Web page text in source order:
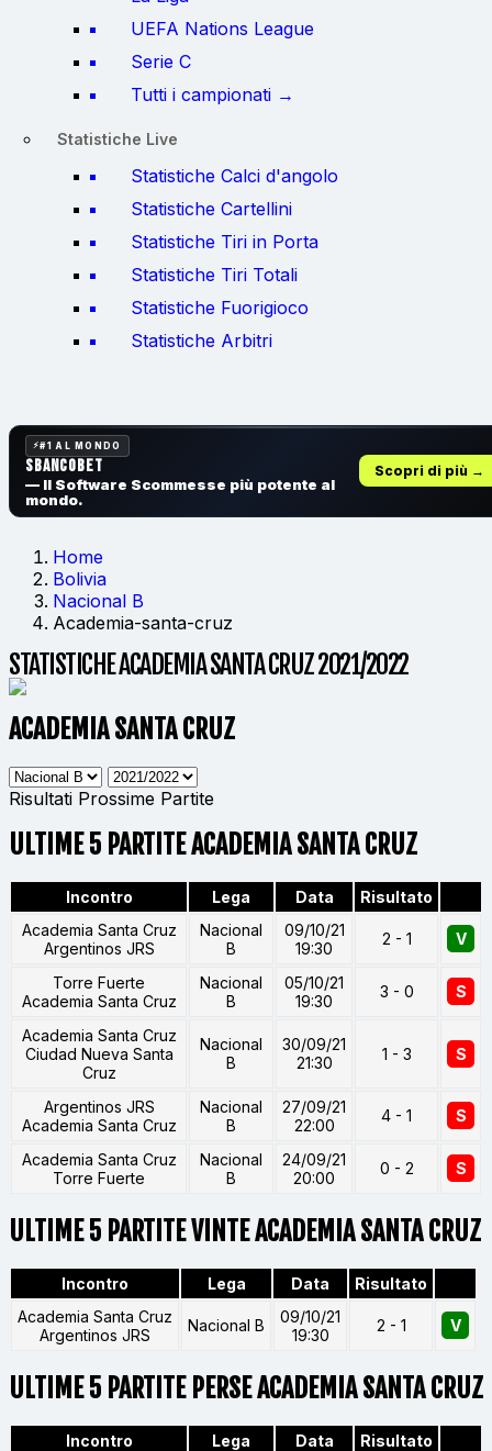
UEFA Nations League
Serie C
Tutti i campionati →
Statistiche Live
Statistiche Calci d'angolo
Statistiche Cartellini
Statistiche Tiri in Porta
Statistiche Tiri Totali
Statistiche Fuorigioco
Statistiche Arbitri
#1 AL MONDO
SbancoBet
— Il Software Scommesse più potente al
mondo.
Scopri di più →
Home
Bolivia
Nacional B
Academia-santa-cruz
STATISTICHE ACADEMIA SANTA CRUZ 2021/2022
ACADEMIA SANTA CRUZ
Risultati Prossime Partite
ULTIME 5 PARTITE ACADEMIA SANTA CRUZ
Incontro Lega Data
Risultato
Academia Santa Cruz
Argentinos JRS
Nacional
B
09/10/21
19:30
2 - 1 V
Torre Fuerte
Academia Santa Cruz
Nacional
B
05/10/21
19:30
3 - 0 S
Academia Santa Cruz
Ciudad Nueva Santa
Cruz
Nacional
B
30/09/21
21:30
1 - 3 S
Argentinos JRS
Academia Santa Cruz
Nacional
B
27/09/21
22:00
4 - 1 S
Academia Santa Cruz
Torre Fuerte
Nacional
B
24/09/21
20:00
0 - 2 S
ULTIME 5 PARTITE VINTE ACADEMIA SANTA CRUZ
Incontro Lega Data
Risultato
Academia Santa Cruz
Argentinos JRS
Nacional B
09/10/21
19:30
2 - 1 V
ULTIME 5 PARTITE PERSE ACADEMIA SANTA CRUZ
Incontro Lega Data
Risultato